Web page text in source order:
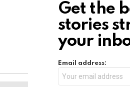
Get the
stories
your
Email address: